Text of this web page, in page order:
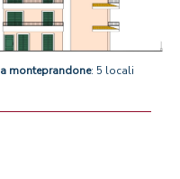
a monteprandone: 5 locali